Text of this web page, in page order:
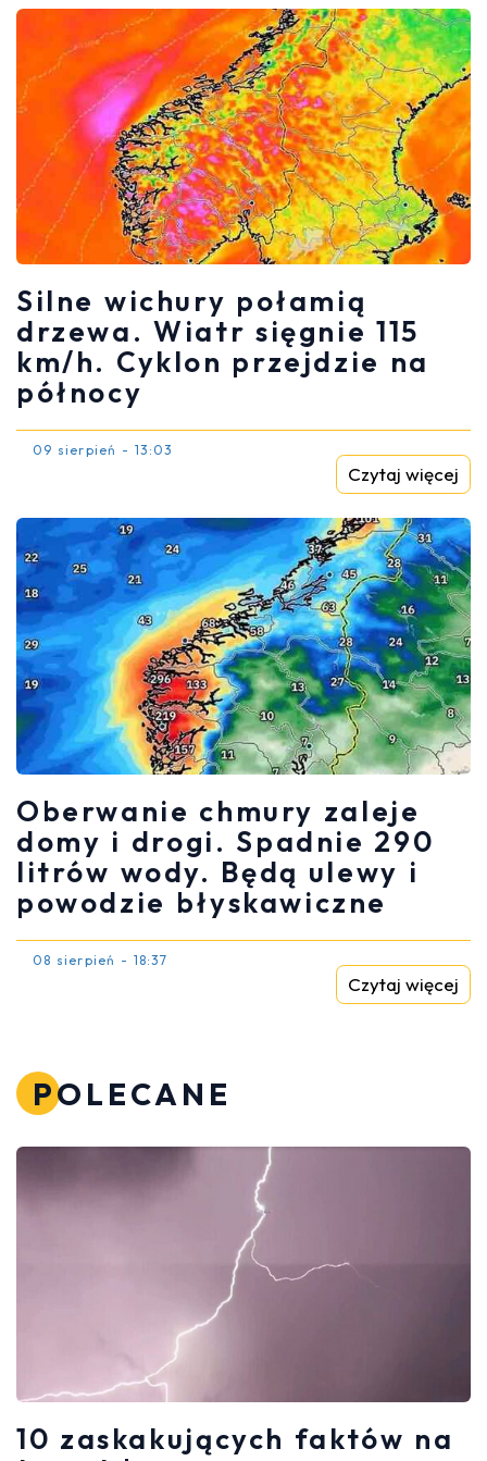
Silne wichury połamią
drzewa. Wiatr sięgnie 115
km/h. Cyklon przejdzie na
północy
09 sierpień - 13:03
Czytaj więcej
Oberwanie chmury zaleje
domy i drogi. Spadnie 290
litrów wody. Będą ulewy i
powodzie błyskawiczne
08 sierpień - 18:37
Czytaj więcej
POLECANE
10 zaskakujących faktów na